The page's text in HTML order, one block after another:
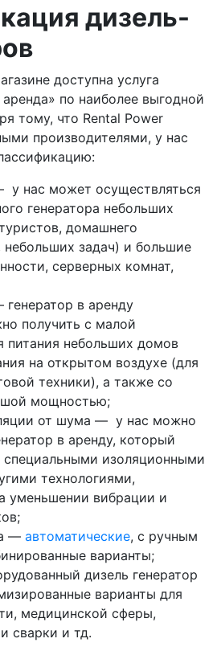
дизель-
доступна услуга
по наиболее выгодной
тому, что Rental Power
производителями, у нас
у нас может осуществляться
генератора небольших
домашнего
небольших задач) и большие
серверных комнат,
в аренду
получить с малой
небольших домов
на открытом воздухе (для
техники), а также со
мощностью;
от шума — у нас можно
в аренду, который
специальными изоляционными
технологиями,
уменьшении вибрации и
— автоматические, с ручным
варианты;
дизель генератор
варианты для
медицинской сферы,
сварки и тд.